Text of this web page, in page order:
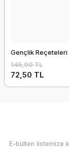
Gençlik Reçeteleri
145,00 TL
72,50 TL
E-bülten listemize